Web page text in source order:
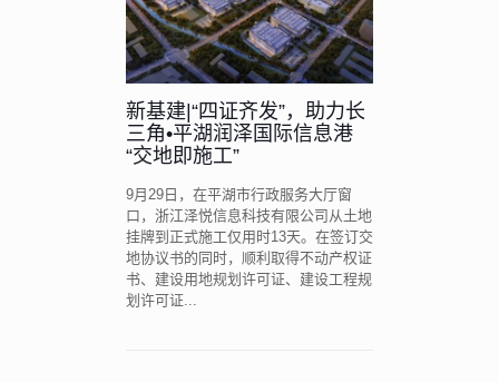
新基建|“四证齐发”，助力长
三角•平湖润泽国际信息港
“交地即施工”
9月29日，在平湖市行政服务大厅窗
口，浙江泽悦信息科技有限公司从土地
挂牌到正式施工仅用时13天。在签订交
地协议书的同时，顺利取得不动产权证
书、建设用地规划许可证、建设工程规
划许可证...